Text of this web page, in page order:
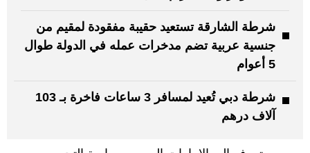
شرطة الشارقة تستعيد حقيبة مفقودة لمقيم من
جنسية عربية تضم مدخرات عمله في الدولة طوال
5 أعوام
شرطة دبي تُعيد لمسافر 3 ساعات فاخرة بـ 103
آلاف درهم